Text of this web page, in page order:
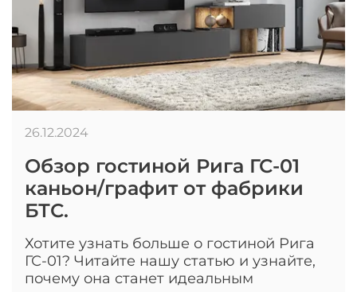
Обзор гостиной Рига ГС-01
каньон/графит от фабрики
БТС.
Хотите узнать больше о гостиной Рига
ГС-01? Читайте нашу статью и узнайте,
почему она станет идеальным
26.12.2024